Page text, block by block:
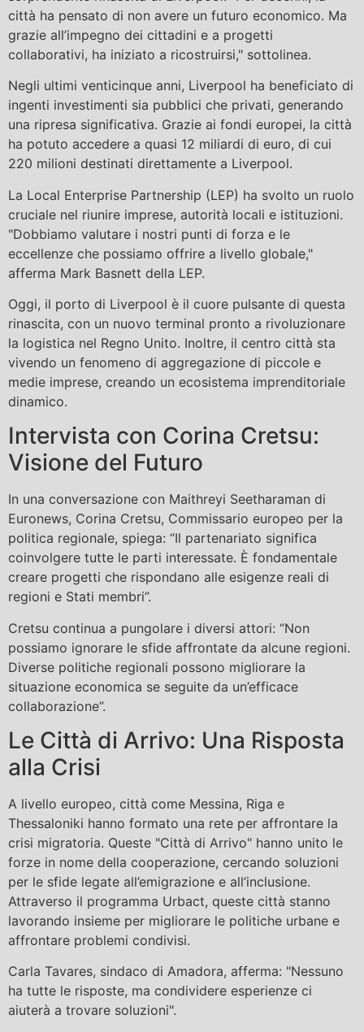
città ha pensato di non avere un futuro economico. Ma
grazie all’impegno dei cittadini e a progetti
collaborativi, ha iniziato a ricostruirsi," sottolinea.
Negli ultimi venticinque anni, Liverpool ha beneficiato di
ingenti investimenti sia pubblici che privati, generando
una ripresa significativa. Grazie ai fondi europei, la città
ha potuto accedere a quasi 12 miliardi di euro, di cui
220 milioni destinati direttamente a Liverpool.
La Local Enterprise Partnership (LEP) ha svolto un ruolo
cruciale nel riunire imprese, autorità locali e istituzioni.
"Dobbiamo valutare i nostri punti di forza e le
eccellenze che possiamo offrire a livello globale,"
afferma Mark Basnett della LEP.
Oggi, il porto di Liverpool è il cuore pulsante di questa
rinascita, con un nuovo terminal pronto a rivoluzionare
la logistica nel Regno Unito. Inoltre, il centro città sta
vivendo un fenomeno di aggregazione di piccole e
medie imprese, creando un ecosistema imprenditoriale
dinamico.
Intervista con Corina Cretsu:
Visione del Futuro
In una conversazione con Maithreyi Seetharaman di
Euronews, Corina Cretsu, Commissario europeo per la
politica regionale, spiega: “Il partenariato significa
coinvolgere tutte le parti interessate. È fondamentale
creare progetti che rispondano alle esigenze reali di
regioni e Stati membri”.
Cretsu continua a pungolare i diversi attori: “Non
possiamo ignorare le sfide affrontate da alcune regioni.
Diverse politiche regionali possono migliorare la
situazione economica se seguite da un’efficace
collaborazione”.
Le Città di Arrivo: Una Risposta
alla Crisi
A livello europeo, città come Messina, Riga e
Thessaloniki hanno formato una rete per affrontare la
crisi migratoria. Queste "Città di Arrivo" hanno unito le
forze in nome della cooperazione, cercando soluzioni
per le sfide legate all’emigrazione e all’inclusione.
Attraverso il programma Urbact, queste città stanno
lavorando insieme per migliorare le politiche urbane e
affrontare problemi condivisi.
Carla Tavares, sindaco di Amadora, afferma: "Nessuno
ha tutte le risposte, ma condividere esperienze ci
aiuterà a trovare soluzioni".